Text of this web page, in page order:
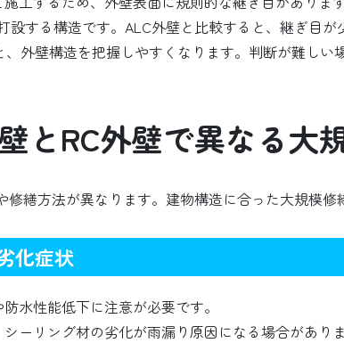
設する構造です。ALC外壁と比較すると、継ぎ目が
外壁構造を把握しやすくなります。判断が難し
とRC外壁で異なる大
繕方法が異なります。建物構造に合った大規模修
化症状
水性能低下に注意が必要です。
ーリング材の劣化が雨漏り原因になる場合があり